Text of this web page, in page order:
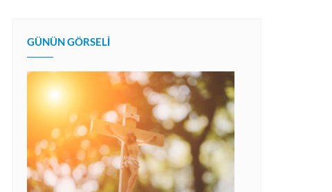
GÜNÜN GÖRSELI